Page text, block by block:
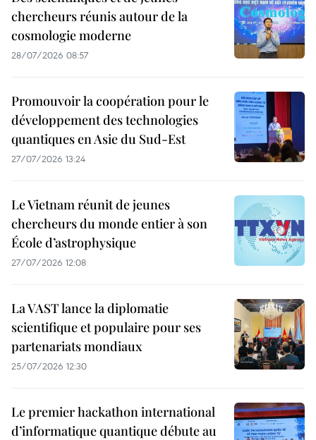
chercheurs réunis autour de la
cosmologie moderne
28/07/2026 08:57
Promouvoir la coopération pour le
développement des technologies
quantiques en Asie du Sud-Est
27/07/2026 13:24
Le Vietnam réunit de jeunes
chercheurs du monde entier à son
École d’astrophysique
27/07/2026 12:08
La VAST lance la diplomatie
scientifique et populaire pour ses
partenariats mondiaux
25/07/2026 12:30
Le premier hackathon international
d’informatique quantique débute au